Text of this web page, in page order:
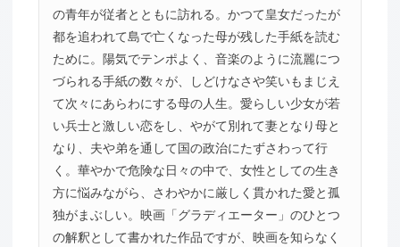
の青年が従者とともに訪れる。かつて皇女だったが
都を追われて島で亡くなった母が残した手紙を読む
ために。陽気でテンポよく、音楽のように流麗につ
づられる手紙の数々が、しどけなさや笑いもまじえ
て次々にあらわにする母の人生。愛らしい少女が若
い兵士と激しい恋をし、やがて別れて妻となり母と
なり、夫や弟を通して国の政治にたずさわって行
く。華やかで危険な日々の中で、女性としての生き
方に悩みながら、さわやかに厳しく貫かれた愛と孤
独がまぶしい。映画「グラディエーター」のひとつ
の解釈として書かれた作品ですが、映画を知らなく